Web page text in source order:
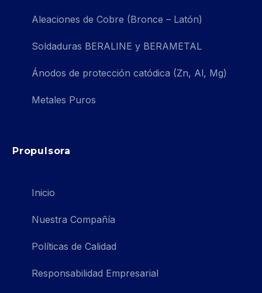
Aleaciones de Cobre (Bronce – Latón)
Soldaduras BERALINE y BERAMETAL
Ánodos de protección catódica (Zn, Al, Mg)
Metales Puros
Propulsora
Inicio
Nuestra Compañía
Políticas de Calidad
Responsabilidad Empresarial